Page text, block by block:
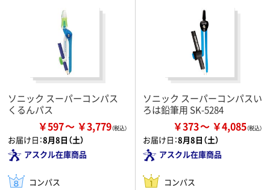
ソニック スーパーコンパス
くるんパス
￥597 ￥3,779
お届け日：8月8日（土）
アスクル在庫商品
コンパス
ソニック スーパーコンパスい
ろは鉛筆用 SK-5284
￥373 ￥4,085
お届け日：8月8日（土）
アスクル在庫商品
コンパス